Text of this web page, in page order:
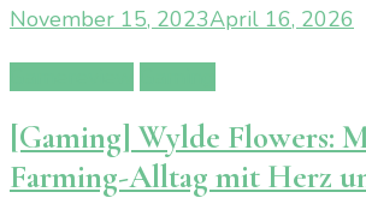
November 15, 2023April 16, 2026
[Gaming] Wylde Flowers:
Farming-Alltag mit Herz